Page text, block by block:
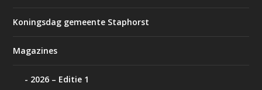
Koningsdag gemeente Staphorst
Magazines
2026 – Editie 1